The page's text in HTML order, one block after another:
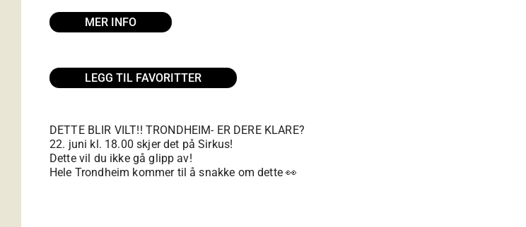
MER INFO
LEGG TIL FAVORITTER
DETTE BLIR VILT!! TRONDHEIM- ER DERE KLARE?
22. juni kl. 18.00 skjer det på Sirkus!
Dette vil du ikke gå glipp av!
Hele Trondheim kommer til å snakke om dette 👀